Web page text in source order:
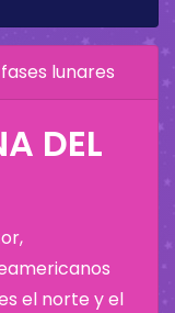
lunares
DEL
el norte y el